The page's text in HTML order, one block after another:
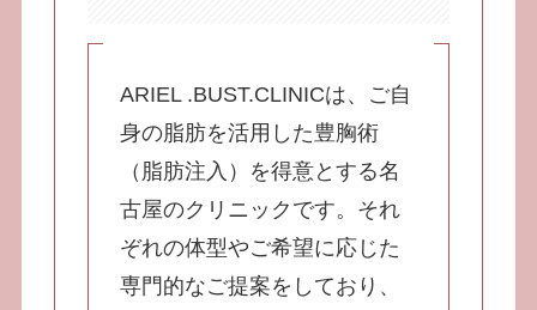
ARIEL .BUST.CLINICは、ご自
身の脂肪を活用した豊胸術
（脂肪注入）を得意とする名
古屋のクリニックです。それ
ぞれの体型やご希望に応じた
専門的なご提案をしており、